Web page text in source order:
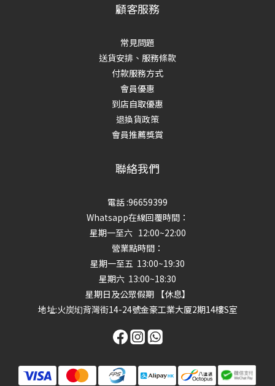
顧客服務
常見問題
送貨安排、服務條款
付款服務方式
會員優惠
到店自取優惠
退換貨政策
會員推薦獎賞
聯絡我們
電話 :96659399
Whatsapp在線回覆時間：
星期一至六 12:00~22:00
營業點時間：
星期一至五 13:00~19:30
星期六 13:00~18:30
星期日及公眾假期 【休息】
地址:火炭㘭背灣街14-24號金豪工業大厦2期14樓S室